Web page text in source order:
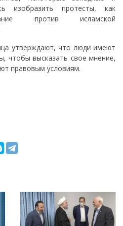
изобразить протесты, как
против исламской
утверждают, что люди имеют
чтобы высказать свое мнение,
правовым условиям.